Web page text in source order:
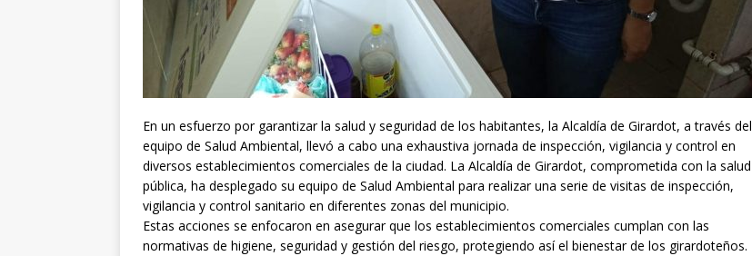
En un esfuerzo por garantizar la salud y seguridad de los habitantes, la Alcaldía de Girardot, a través del
equipo de Salud Ambiental, llevó a cabo una exhaustiva jornada de inspección, vigilancia y control en
diversos establecimientos comerciales de la ciudad. La Alcaldía de Girardot, comprometida con la salud
pública, ha desplegado su equipo de Salud Ambiental para realizar una serie de visitas de inspección,
vigilancia y control sanitario en diferentes zonas del municipio.
Estas acciones se enfocaron en asegurar que los establecimientos comerciales cumplan con las
normativas de higiene, seguridad y gestión del riesgo, protegiendo así el bienestar de los girardoteños.